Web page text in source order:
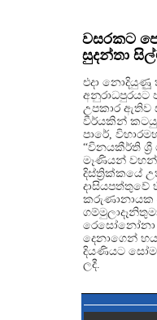
වසරකට
සුදන්තා
එදා නොදියුණුූ
අනුරාධපුරයට
උපකාර ඇතිව
වීර්යකින්
පාරේ,
“විනයකීර්ති ශ්‍රී
මෑණියන්
දිස්ත්‍රික්කයේ
දාසියපත්තුවේ
කරුණානායක
රෙසෝනෝනා
දෙනාගෙන්
දියණියට
ලදී.